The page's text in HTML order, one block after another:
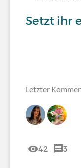
Setzt ihr
Letzter
42 3